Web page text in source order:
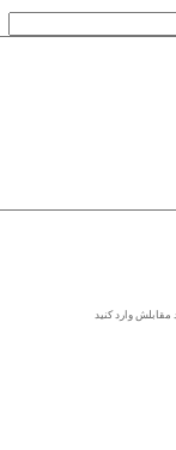
مقابلش وارد كنيد